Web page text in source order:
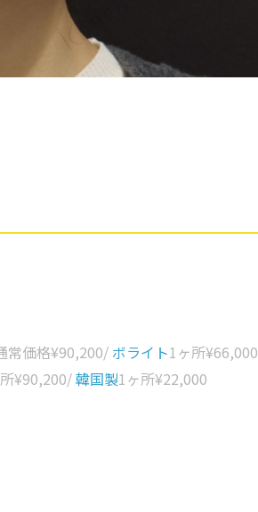
常価格¥90,200/ ボライト1ヶ所¥66,000
¥90,200/韓国製1ヶ所¥22,000